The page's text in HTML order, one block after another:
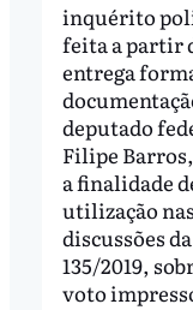
inquérito
feita a partir
entrega
deputado
Filipe
a finalidade
utilização nas
discussões
135/2019,
voto